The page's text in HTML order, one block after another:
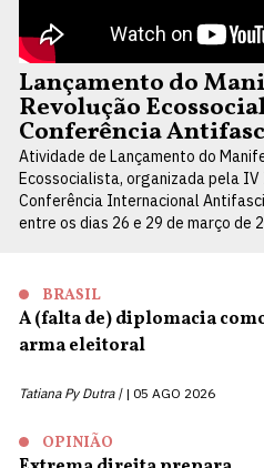
Lançamento do
Revolução
Conferência
Atividade de Lançamento do
Ecossocialista, organizada pela
Conferência Internacional
entre os dias 26 e 29 de março de
BRASIL
A (falta de) diplomacia
arma eleitoral
Tatiana Py Dutra | 05 AGO 2026
OPINIÃO